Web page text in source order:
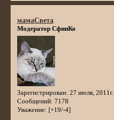
мамаСвета
Модератор СфинКо
Зарегистрирован: 27 июля, 2011г.
Сообщений: 7178
Уважение: [+19/-4]